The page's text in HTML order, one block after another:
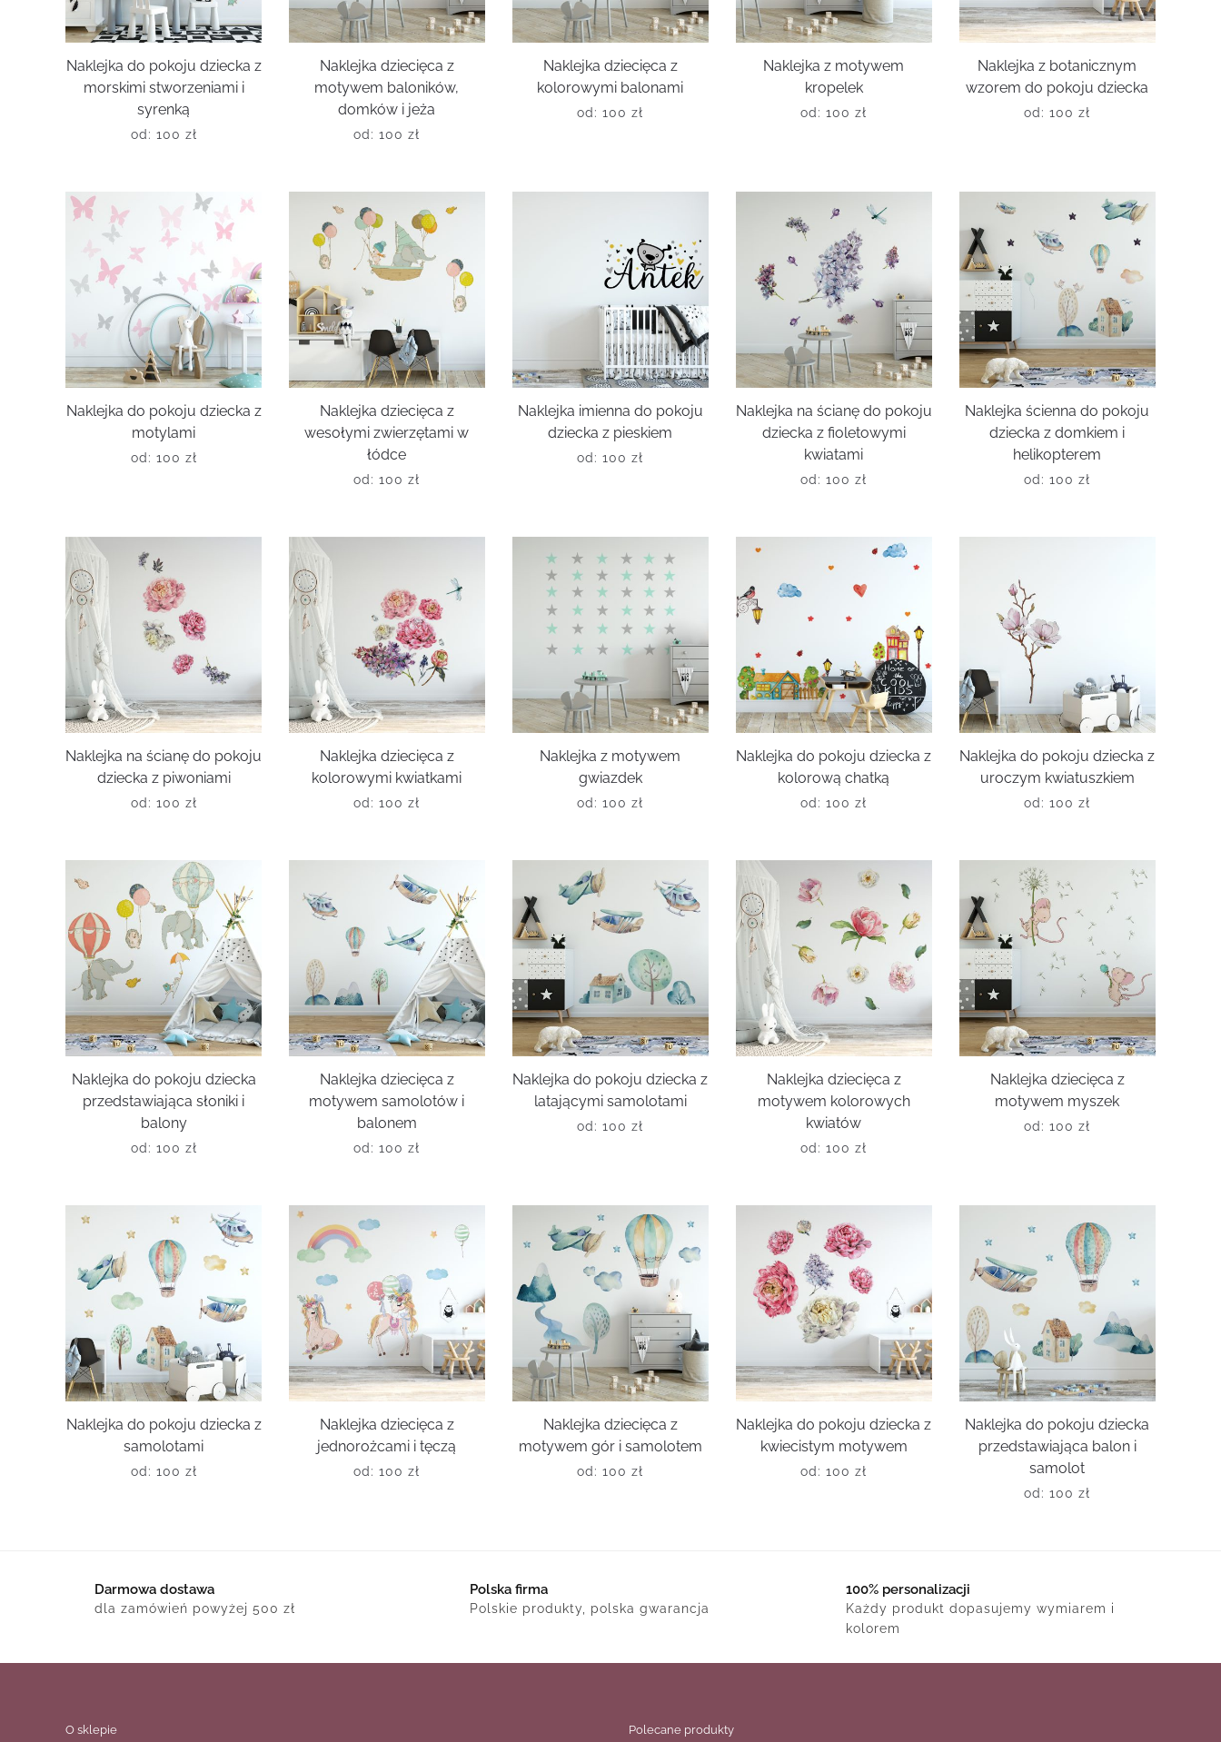
Naklejka do pokoju dziecka z
morskimi stworzeniami i
syrenką
od: 100 zł
Naklejka dziecięca z
motywem baloników,
domków i jeża
od:100zł
Naklejka dziecięca z
kolorowymi balonami
od:100zł
Naklejka z motywem
kropelek
od:100zł
Naklejka z botanicznym
wzorem do pokoju dziecka
od:100zł
Naklejka do pokoju dziecka z
motylami
od: 100 zł
Naklejka dziecięca z
wesołymi zwierzętami w
łódce
od:100zł
Naklejka imienna do pokoju
dziecka z pieskiem
od:100zł
Naklejka na ścianę do pokoju
dziecka z fioletowymi
kwiatami
od:100zł
Naklejka ścienna do pokoju
dziecka z domkiem i
helikopterem
od:100zł
Naklejka na ścianę do pokoju
dziecka z piwoniami
od: 100 zł
Naklejka dziecięca z
kolorowymi kwiatkami
od:100zł
Naklejka z motywem
gwiazdek
od:100zł
Naklejka do pokoju dziecka z
kolorową chatką
od:100zł
Naklejka do pokoju dziecka z
uroczym kwiatuszkiem
od:100zł
Naklejka do pokoju dziecka
przedstawiająca słoniki i
balony
od: 100 zł
Naklejka dziecięca z
motywem samolotów i
balonem
od:100zł
Naklejka do pokoju dziecka z
latającymi samolotami
od:100zł
Naklejka dziecięca z
motywem kolorowych
kwiatów
od:100zł
Naklejka dziecięca z
motywem myszek
od:100zł
Naklejka do pokoju dziecka z
samolotami
od: 100 zł
Naklejka dziecięca z
jednorożcami i tęczą
od:100zł
Naklejka dziecięca z
motywem gór i samolotem
od:100zł
Naklejka do pokoju dziecka z
kwiecistym motywem
od:100zł
Naklejka do pokoju dziecka
przedstawiająca balon i
samolot
od:100zł
Darmowa dostawa
dla zamówień powyżej 500 zł
Polska firma
Polskie produkty, polska gwarancja
100% personalizacji
Każdy produkt dopasujemy wymiarem i
kolorem
O sklepie Polecane produkty